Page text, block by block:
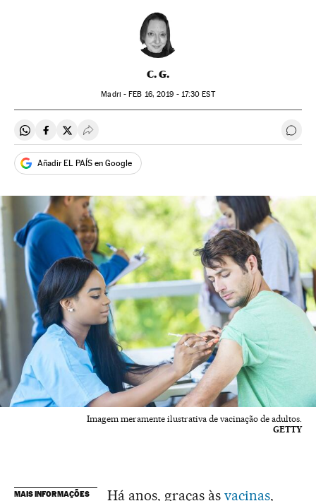
C. G.
Madri -FEB 16, 2019 - 17:30 EST
Compartir en Whatsapp
Compartir en Facebook
Compartir en Twitter
Desplegar Redes Sociales
Añadir EL PAÍS en Google
Imagem meramente ilustrativa de vacinação de adultos.
GETTY
MAIS INFORMAÇÕES Há anos, graças às vacinas,